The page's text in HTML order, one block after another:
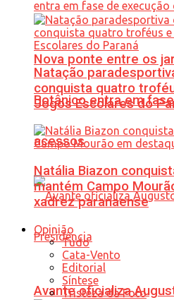
Nova ponte entre os
Botânico entra em
acessos
Avante oficializa
Natação
conquista quatro
Jogos Escolares do
Natália Biazon
mantém Campo
xadrez paranaense
Opinião
Tudo
Cata-Vento
Editorial
Síntese
Tristeza da Foto